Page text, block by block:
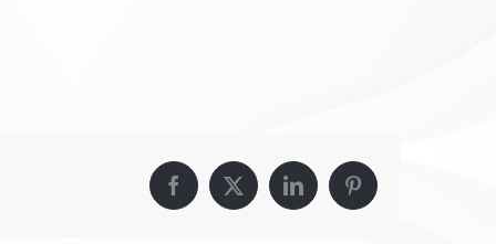
Facebook
X LinkedInPinterest